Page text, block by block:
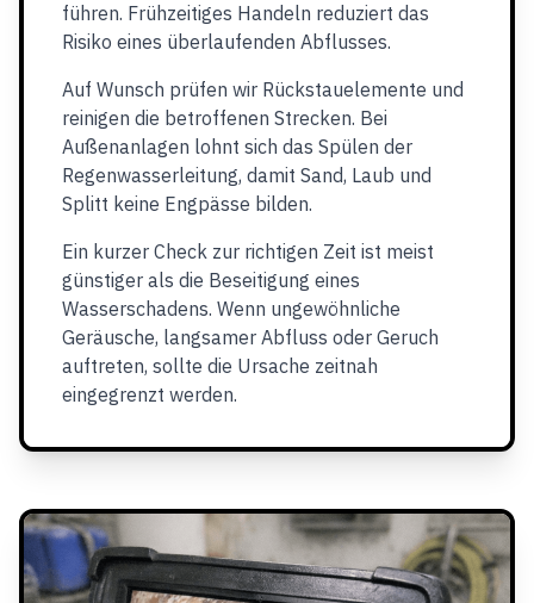
führen. Frühzeitiges Handeln reduziert das
Risiko eines überlaufenden Abflusses.
Auf Wunsch prüfen wir Rückstauelemente und
reinigen die betroffenen Strecken. Bei
Außenanlagen lohnt sich das Spülen der
Regenwasserleitung, damit Sand, Laub und
Splitt keine Engpässe bilden.
Ein kurzer Check zur richtigen Zeit ist meist
günstiger als die Beseitigung eines
Wasserschadens. Wenn ungewöhnliche
Geräusche, langsamer Abfluss oder Geruch
auftreten, sollte die Ursache zeitnah
eingegrenzt werden.